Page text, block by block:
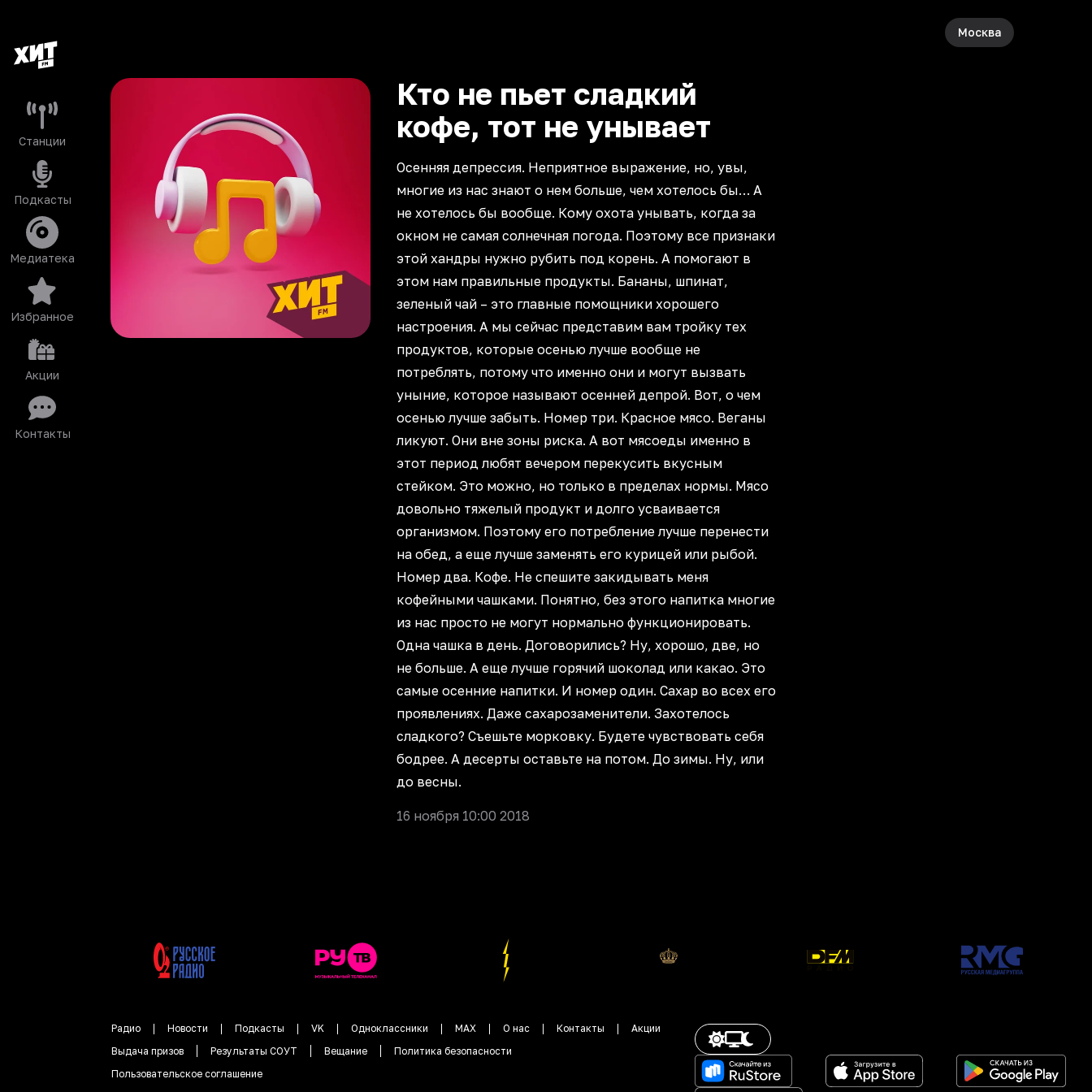
Станции
Подкасты
Медиатека
Избранное
Акции
Контакты
Москва
Кто не пьет сладкий
кофе, тот не унывает
Осенняя депрессия. Неприятное выражение, но, увы,
многие из нас знают о нем больше, чем хотелось бы… А
не хотелось бы вообще. Кому охота унывать, когда за
окном не самая солнечная погода. Поэтому все признаки
этой хандры нужно рубить под корень. А помогают в
этом нам правильные продукты. Бананы, шпинат,
зеленый чай – это главные помощники хорошего
настроения. А мы сейчас представим вам тройку тех
продуктов, которые осенью лучше вообще не
потреблять, потому что именно они и могут вызвать
уныние, которое называют осенней депрой. Вот, о чем
осенью лучше забыть. Номер три. Красное мясо. Веганы
ликуют. Они вне зоны риска. А вот мясоеды именно в
этот период любят вечером перекусить вкусным
стейком. Это можно, но только в пределах нормы. Мясо
довольно тяжелый продукт и долго усваивается
организмом. Поэтому его потребление лучше перенести
на обед, а еще лучше заменять его курицей или рыбой.
Номер два. Кофе. Не спешите закидывать меня
кофейными чашками. Понятно, без этого напитка многие
из нас просто не могут нормально функционировать.
Одна чашка в день. Договорились? Ну, хорошо, две, но
не больше. А еще лучше горячий шоколад или какао. Это
самые осенние напитки. И номер один. Сахар во всех его
проявлениях. Даже сахарозаменители. Захотелось
сладкого? Съешьте морковку. Будете чувствовать себя
бодрее. А десерты оставьте на потом. До зимы. Ну, или
до весны.
16 ноября 10:00 2018
Радио Новости Подкасты VK Одноклассники MAX О нас Контакты
Акции
Выдача призов
Результаты СОУТ Вещание
Политика безопасности
Пользовательское соглашение